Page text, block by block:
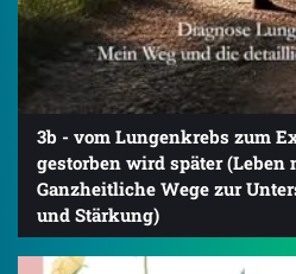
3b - vom Lungenkrebs zum
gestorben wird später (Leben
Ganzheitliche Wege zur
und Stärkung)